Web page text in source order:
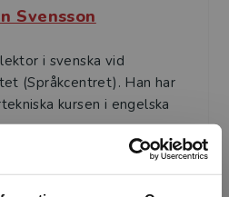
Svensson
i svenska vid
(Språkcentret). Han har
kursen i engelska